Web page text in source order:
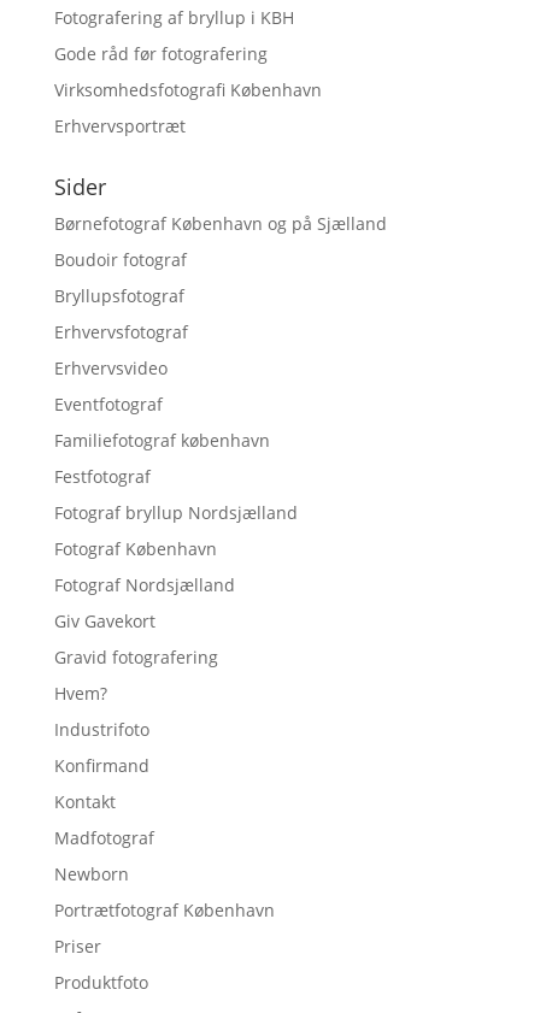
Fotografering af bryllup i KBH
Gode råd før fotografering
Virksomhedsfotografi København
Erhvervsportræt
Sider
Børnefotograf København og på Sjælland
Boudoir fotograf
Bryllupsfotograf
Erhvervsfotograf
Erhvervsvideo
Eventfotograf
Familiefotograf københavn
Festfotograf
Fotograf bryllup Nordsjælland
Fotograf København
Fotograf Nordsjælland
Giv Gavekort
Gravid fotografering
Hvem?
Industrifoto
Konfirmand
Kontakt
Madfotograf
Newborn
Portrætfotograf København
Priser
Produktfoto